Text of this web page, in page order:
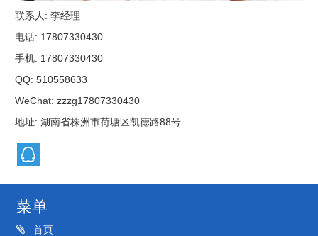
联系人: 李经理
电话: 17807330430
手机: 17807330430
QQ:510558633
WeChat: zzzg17807330430
地址: 湖南省株洲市荷塘区凯德路88号
菜单
首页